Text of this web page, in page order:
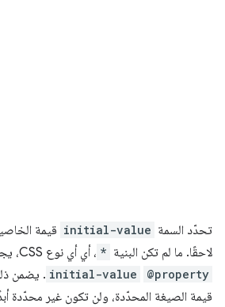
تحدّد السمة initial-value قيمة
لاحقًا. ما لم تكن البنية * ، أي أي نوع CSS، يجب أن يضبط
@property
initial-value . يضمن
قيمة الصيغة المحدّدة، ولن تكون غير محدّدة